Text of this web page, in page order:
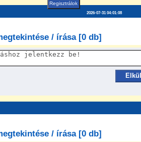
Regisztrálok
2026-07-31 04:01:08
/ írása [0 db]
/ írása [0 db]